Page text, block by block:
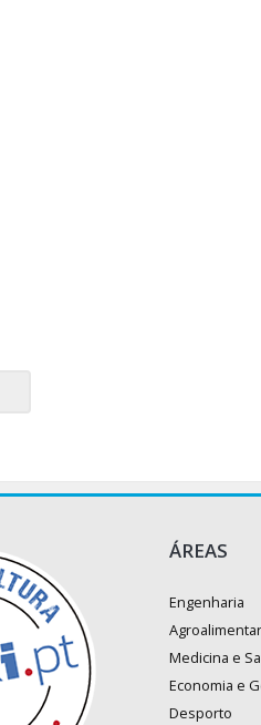
ÁREAS
Engenharia
Agroalimentar
Medicina e
Economia e
Desporto